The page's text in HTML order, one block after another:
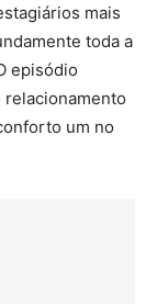
mais
toda a
episódio
relacionamento
um no